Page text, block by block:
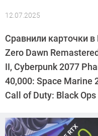
12.07.2025
Автор:
Калашников
Сравнили карточки в
Zero Dawn
II, Cyberpunk 2077
40,000: Space Marine
Call of Duty: Black Ops